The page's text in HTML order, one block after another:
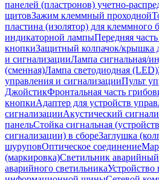
панелей (пластронов) учетно-
щитовЗажим клеммный проходной
пластина (изолятор) для клеммного
индикаторной лампыПередняя
кнопкиЗащитный колпачок/крышка
и сигнализацииЛампа сигнальная/
(сменная)Лампа светодиодная (LED)
управления и сигнализацииПульт
ДжойстикФронтальная часть
кнопкиАдаптер для устройств
сигнализацииАкустический
панельСтойка сигнальная
сигнализации) в сбореЗаглушка
шуруповОптическое соединение
(маркировка)Светильник аварийный
аварийного светильникаУстройство